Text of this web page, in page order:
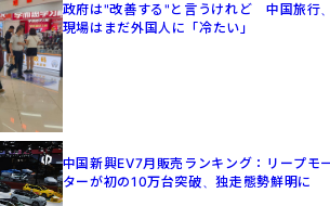
政府は"改善する"と言うけれど 中国旅行
現場はまだ外国人に「冷たい」
中国新興EV7月販売ランキング：リープモ
ターが初の10万台突破、独走態勢鮮明に